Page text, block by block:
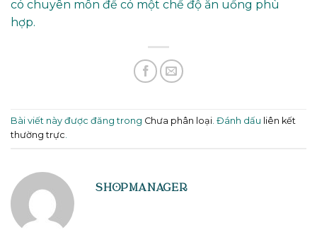
có chuyên môn để có một chế độ ăn uống phù
hợp.
Bài viết này được đăng trong Chưa phân loại. Đánh dấu liên kết
thường trực.
SHOPMANAGER